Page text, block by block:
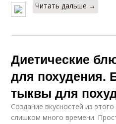
Читать дальше →
Диетические
для похудения.
тыквы для
Создание вкусностей из
слишком много времени.